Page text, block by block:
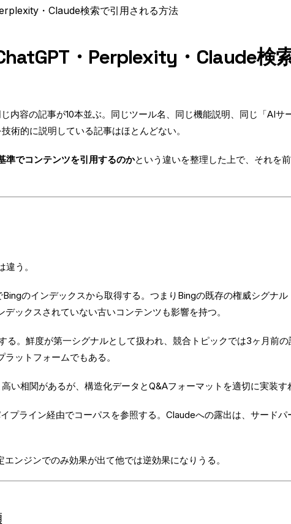
・Claude検索で引用される方法
・Perplexity・Claude検
内容の記事が10本並ぶ。同じツール名、同じ機能説明、同じ「AI
術的に説明している記事はほとんどない。
準でコンテンツを引用するのかという違いを整理した上で、それを
う。
Bingのインデックスから取得する。つまりBingの既存の権威シグナ
ックスされていない古いコンテンツも影響を持つ。
る。鮮度が第一シグナルとして扱われ、競合トピックでは3ヶ月前
ットフォームでもある。
い相関があるが、構造化データとQ&Aフォーマットを適切に実装す
プライン経由でコーパスを参照する。Claudeへの露出は、サード
ンジンでのみ効果が出て他では逆効果になりうる。